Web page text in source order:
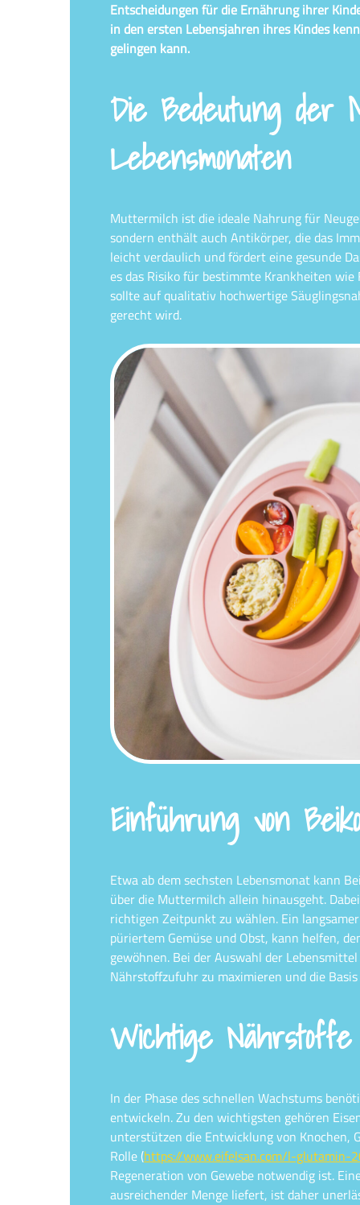
Entscheidungen für die Ernährung ihrer
in den ersten Lebensjahren ihres Kindes
gelingen kann.
Die Bedeutung der
Lebensmonaten
Muttermilch ist die ideale Nahrung für
sondern enthält auch Antikörper, die das
leicht verdaulich und fördert eine gesunde
es das Risiko für bestimmte Krankheiten
sollte auf qualitativ hochwertige
gerecht wird.
Einführung von
Etwa ab dem sechsten Lebensmonat kann
über die Muttermilch allein hinausgeht.
richtigen Zeitpunkt zu wählen. Ein
püriertem Gemüse und Obst, kann helfen,
gewöhnen. Bei der Auswahl der
Nährstoffzufuhr zu maximieren und die
Wichtige
In der Phase des schnellen Wachstums
entwickeln. Zu den wichtigsten gehören
unterstützen die Entwicklung von Knochen,
Rolle (https://www.eifelsan.com/l-glutamin-
Regeneration von Gewebe notwendig ist.
ausreichender Menge liefert, ist daher